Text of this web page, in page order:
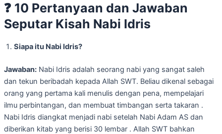
❓ 10 Pertanyaan dan Jawaban
Seputar Kisah Nabi Idris
Siapa itu Nabi Idris?
Jawaban: Nabi Idris adalah seorang nabi yang sangat saleh
dan tekun beribadah kepada Allah SWT. Beliau dikenal sebagai
orang yang pertama kali menulis dengan pena, mempelajari
ilmu perbintangan, dan membuat timbangan serta takaran .
Nabi Idris diangkat menjadi nabi setelah Nabi Adam AS dan
diberikan kitab yang berisi 30 lembar . Allah SWT bahkan